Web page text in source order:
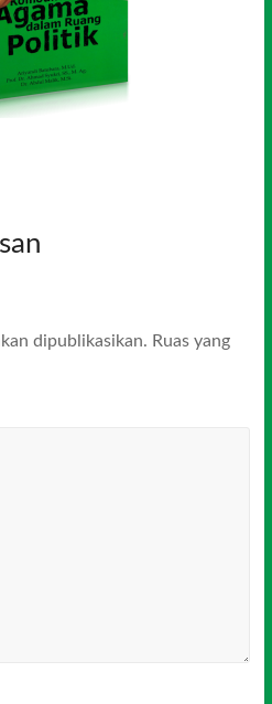
dipublikasikan. Ruas yang